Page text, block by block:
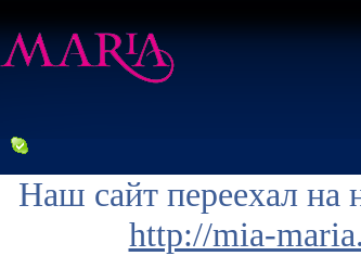
Наш сайт переехал на
http://mia-